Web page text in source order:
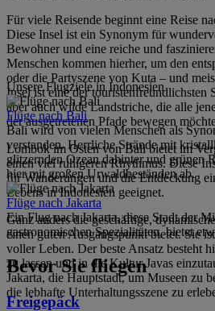
Für viele Reisende beginnt eine Reise
Diese Insel ist ein Synonym für
Bewohner und eine reiche und
Menschen kommen hierher, um den
oder die Partyszene von Kuta – und
Insel ist eine der touristenfreundlichsten
aber auch wilde Landstriche, die alle
der ausgetretenen Pfade bewegen
Lombok im Osten von Bali bietet im
einen viel ruhigeren Rhythmus. Diese
für Wanderungen und die Entdeckung
Lebens in Indonesien geeignet.
Ganz anders die geschäftige,
einen guten Ausgangspunkt bietet. Sie
voller Leben. Der beste Ansatz besteht
zu lassen und in die Kultur Javas
Jakarta, die Hauptstadt, um Museen zu
die lebhafte Unterhaltungsszene zu
Unsere Flugziele in Indonesien
Flüge nach Bali
Bali wird von vielen Menschen als
verstanden. Herrliche Strände mit
glitzernden Ozean dahinter und grünen
hier mit großen Urwaldbeständen ab.
Flüge nach Jakarta
Ein Flug nach Jakarta, diese Stadt der
gastronomischen Spezialitäten, bietet
Bevor Sie fliegen
Freigepäck